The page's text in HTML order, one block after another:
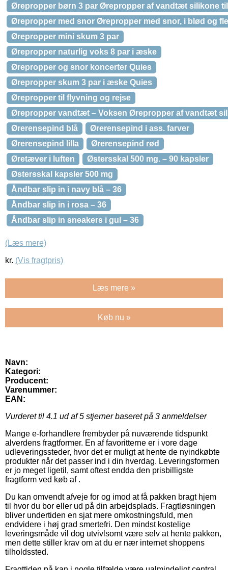
Ørepropper børn 3 par Ørepropper af vandtæt silikone
Ørepropper med snor Ørepropper med snor, i blød og
Ørepropper mini skum 3 par
Ørepropper naturlig voks 8 par i æske
Ørepropper og snor koncerter Quies
Ørepropper skum 3 par i æske Quies
Ørepropper til flyvning og rejse
Ørepropper vandtæt – Voksen Ørepropper af vandtæt
Ørerensepind blå
Ørerensepind i ass. farver
Ørerensepind lilla
Ørerensepind rød
Øretæver i luften
Østersskal 500 mg. – 90 kapsler
Østersskal kapsler 500 mg
Åndbar slip in i navy blå – 36
Åndbar slip in i rosa – 36
Åndbar slip in sneakers i gul – 36
(Læs mere)
kr. (Vis fragtpris)
Læs mere »
Køb nu »
Navn:
Kategori:
Producent:
Varenummer:
EAN:
Vurderet til 4.1 ud af 5 stjerner baseret på 3 anmeldelser
Mange e-forhandlere frembyder på nuværende tidspunkt
alverdens fragtformer. En af favoritterne er i vore dage
udleveringssteder, hvor det er muligt at hente de nyindkøbte
produkter når det passer ind i din hverdag. Leveringsformen
er jo meget ligetil, samt oftest endda den prisbilligste
fragtform ved køb af .
Du kan omvendt afveje for og imod at få pakken bragt hjem
til hvor du bor eller ud på din arbejdsplads. Fragtløsningen
bliver undertiden en sjat mere omkostningsfuld, men
endvidere i høj grad smertefri. Den mindst kostelige
leveringsmåde vil dog utvivlsomt være selv at hente pakken,
men dette stiller krav om at du er nær internet shoppens
tilholdssted.